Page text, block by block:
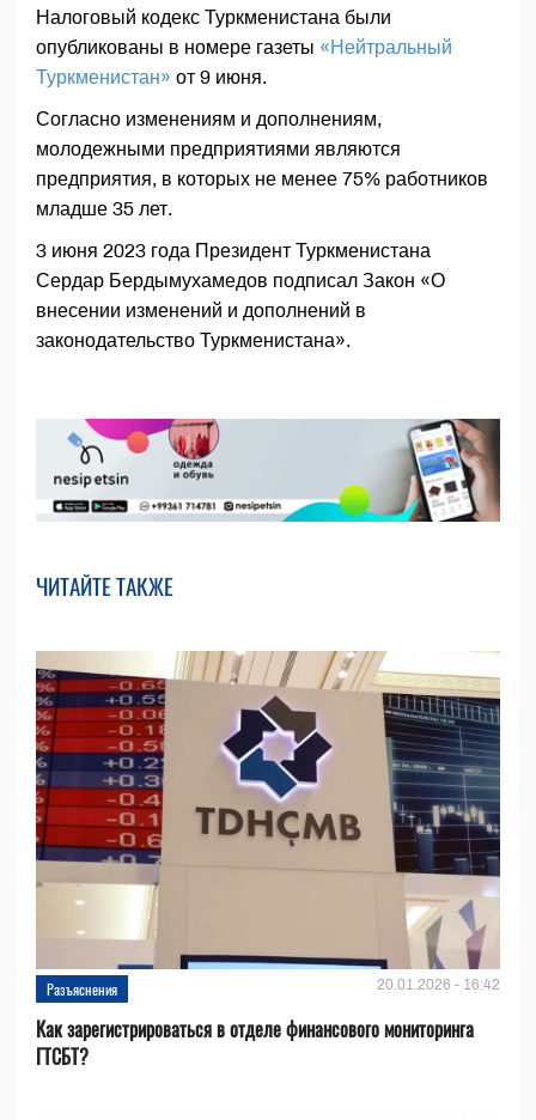
Налоговый кодекс Туркменистана были
опубликованы в номере газеты «Нейтральный
Туркменистан» от 9 июня.
Согласно изменениям и дополнениям,
молодежными предприятиями являются
предприятия, в которых не менее 75% работников
младше 35 лет.
3 июня 2023 года Президент Туркменистана
Сердар Бердымухамедов подписал Закон «О
внесении изменений и дополнений в
законодательство Туркменистана».
ЧИТАЙТЕ ТАКЖЕ
Разъяснения 20.01.2026 - 16:42
Как зарегистрироваться в отделе финансового мониторинга
ГТСБТ?